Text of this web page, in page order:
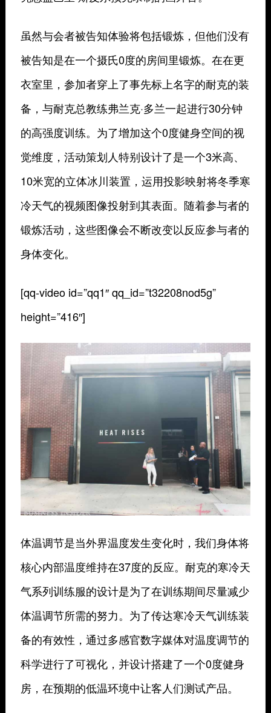
虽然与会者被告知体验将包括锻炼，但他们没有
被告知是在一个摄氏0度的房间里锻炼。在在更
衣室里，参加者穿上了事先标上名字的耐克的装
备，与耐克总教练弗兰克·多兰一起进行30分钟
的高强度训练。为了增加这个0度健身空间的视
觉维度，活动策划人特别设计了是一个3米高、
10米宽的立体冰川装置，运用投影映射将冬季寒
冷天气的视频图像投射到其表面。随着参与者的
锻炼活动，这些图像会不断改变以反应参与者的
身体变化。
[qq-video id=”qq1″ qq_id=”t32208nod5g”
height=”416″]
体温调节是当外界温度发生变化时，我们身体将
核心内部温度维持在37度的反应。耐克的寒冷天
气系列训练服的设计是为了在训练期间尽量减少
体温调节所需的努力。为了传达寒冷天气训练装
备的有效性，通过多感官数字媒体对温度调节的
科学进行了可视化，并设计搭建了一个0度健身
房，在预期的低温环境中让客人们测试产品。